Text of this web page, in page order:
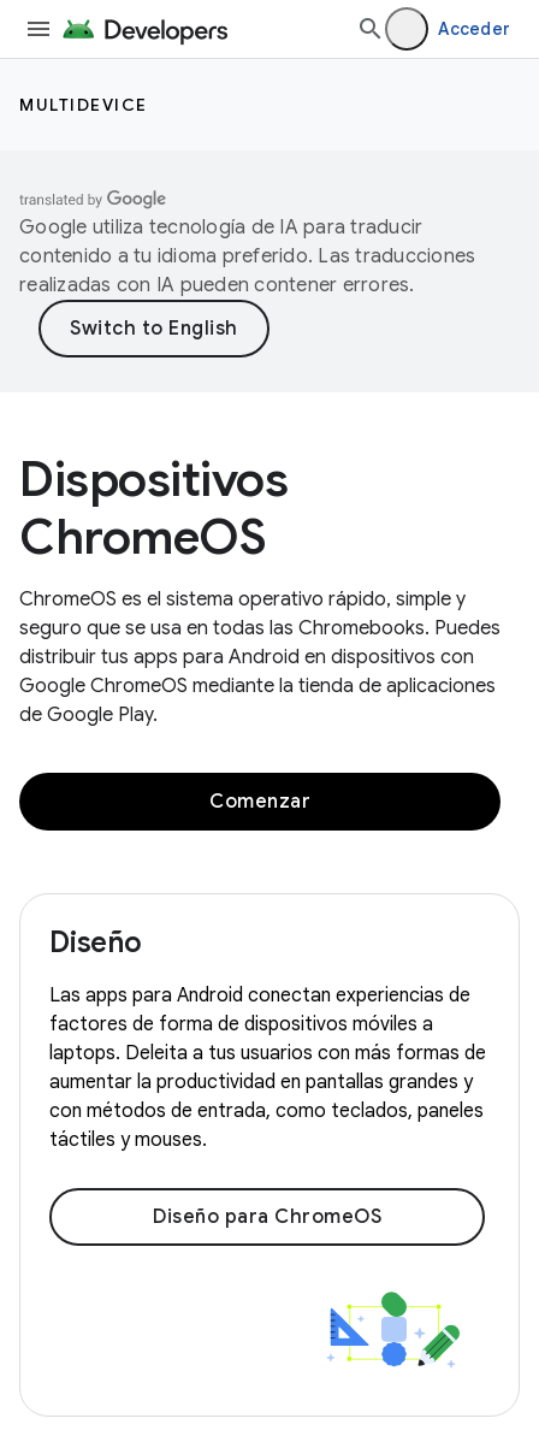
Acceder
MULTIDEVICE
Google utiliza tecnología de IA para traducir
contenido a tu idioma preferido. Las traducciones
realizadas con IA pueden contener errores.
Dispositivos
ChromeOS
ChromeOS es el sistema operativo rápido, simple y
seguro que se usa en todas las Chromebooks. Puedes
distribuir tus apps para Android en dispositivos con
Google ChromeOS mediante la tienda de aplicaciones
de Google Play.
Comenzar
Diseño
Las apps para Android conectan experiencias de
factores de forma de dispositivos móviles a
laptops. Deleita a tus usuarios con más formas de
aumentar la productividad en pantallas grandes y
con métodos de entrada, como teclados, paneles
táctiles y mouses.
Diseño para ChromeOS